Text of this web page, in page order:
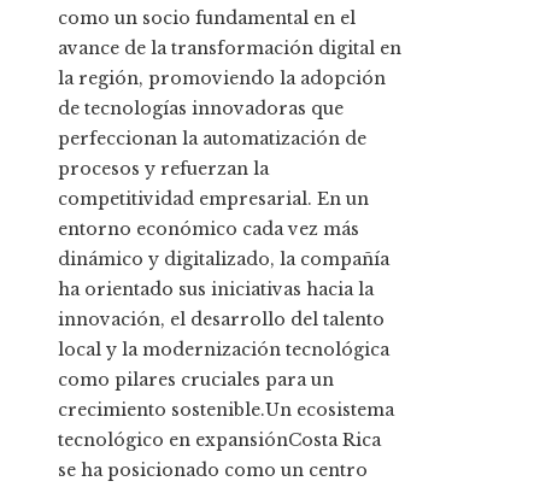
como un socio fundamental en el
avance de la transformación digital en
la región, promoviendo la adopción
de tecnologías innovadoras que
perfeccionan la automatización de
procesos y refuerzan la
competitividad empresarial. En un
entorno económico cada vez más
dinámico y digitalizado, la compañía
ha orientado sus iniciativas hacia la
innovación, el desarrollo del talento
local y la modernización tecnológica
como pilares cruciales para un
crecimiento sostenible.Un ecosistema
tecnológico en expansiónCosta Rica
se ha posicionado como un centro